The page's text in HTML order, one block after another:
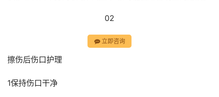
02
立即咨询
擦伤后伤口护理
1保持伤口干净